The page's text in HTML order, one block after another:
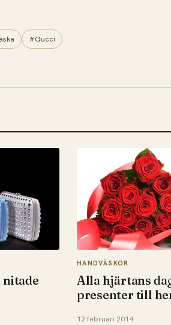
#Gucci
HANDVÄSKOR
Alla hjärtans
presenter till
12 februari 2014